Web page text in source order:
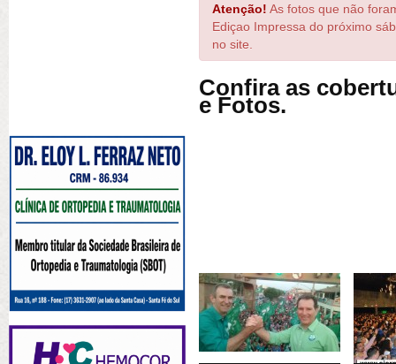
Atenção! As fotos que não
Ediçao Impressa do próximo
no site.
Confira as
e Fotos.